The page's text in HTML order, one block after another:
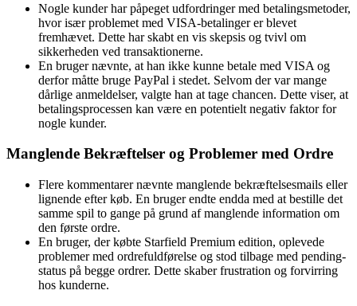
Nogle kunder har påpeget udfordringer med betalingsmetoder,
hvor især problemet med VISA-betalinger er blevet
fremhævet. Dette har skabt en vis skepsis og tvivl om
sikkerheden ved transaktionerne.
En bruger nævnte, at han ikke kunne betale med VISA og
derfor måtte bruge PayPal i stedet. Selvom der var mange
dårlige anmeldelser, valgte han at tage chancen. Dette viser, at
betalingsprocessen kan være en potentielt negativ faktor for
nogle kunder.
Manglende Bekræftelser og Problemer med Ordre
Flere kommentarer nævnte manglende bekræftelsesmails eller
lignende efter køb. En bruger endte endda med at bestille det
samme spil to gange på grund af manglende information om
den første ordre.
En bruger, der købte Starfield Premium edition, oplevede
problemer med ordrefuldførelse og stod tilbage med pending-
status på begge ordrer. Dette skaber frustration og forvirring
hos kunderne.